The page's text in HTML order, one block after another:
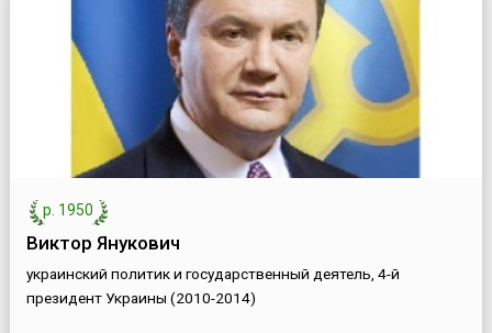
р. 1950
Виктор Янукович
украинский политик и государственный деятель, 4-й
президент Украины (2010-2014)